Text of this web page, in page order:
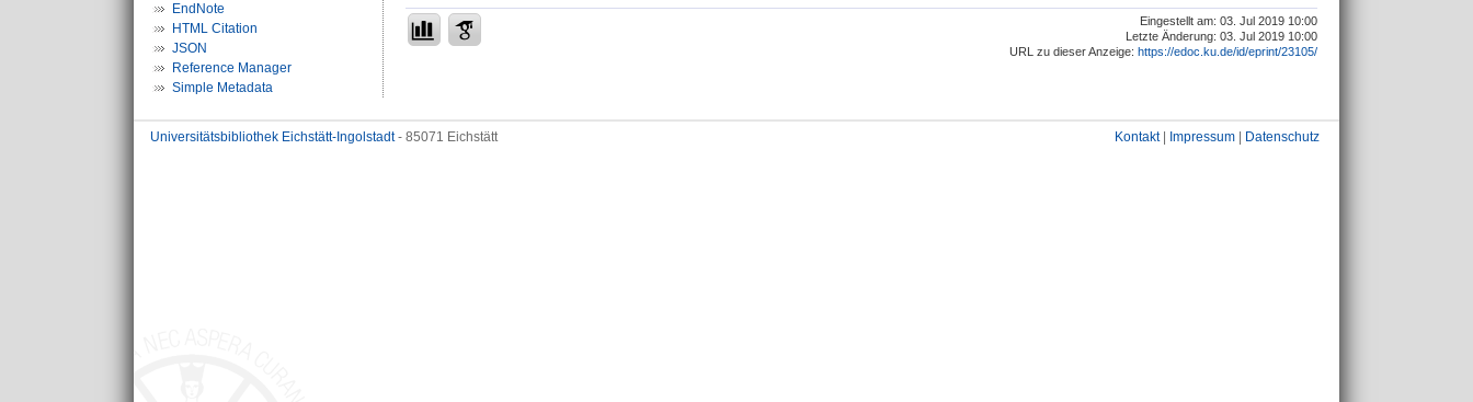
EndNote
HTML Citation
JSON
Reference Manager
Simple Metadata
Eingestellt am: 03. Jul 2019 10:00
Letzte Änderung: 03. Jul 2019 10:00
URL zu dieser Anzeige: https://edoc.ku.de/id/eprint/23105/
Universitätsbibliothek Eichstätt-Ingolstadt- 85071 Eichstätt Kontakt| Impressum Datenschutz